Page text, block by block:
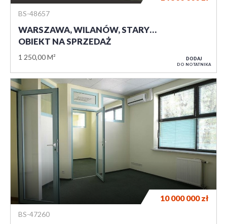
BS-48657
WARSZAWA, WILANÓW, STARY…
OBIEKT NA SPRZEDAŻ
1 250,00 M² DODAJ
DO NOTATNIKA
BS-47260
10 000 000zł